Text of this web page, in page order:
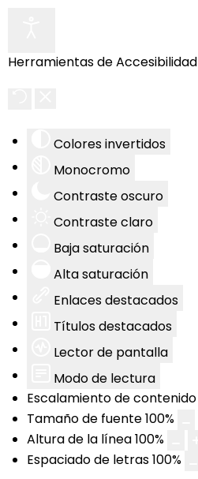
Herramientas de Accesibilidad
Colores invertidos
Monocromo
Contraste oscuro
Contraste claro
Baja saturación
Alta saturación
Enlaces destacados
Títulos destacados
Lector de pantalla
Modo de lectura
Escalamiento de contenido
Tamaño de fuente100%
Altura de la línea100%
Espaciado de letras100%